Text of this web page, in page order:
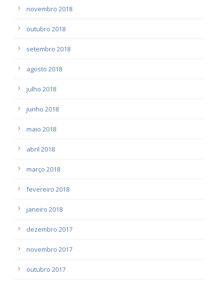
novembro 2018
outubro 2018
setembro 2018
agosto 2018
julho 2018
junho 2018
maio 2018
abril 2018
março 2018
fevereiro 2018
janeiro 2018
dezembro 2017
novembro 2017
outubro 2017